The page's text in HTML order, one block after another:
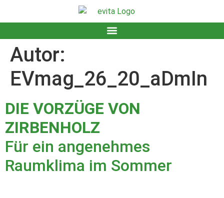
Autor:
EVmag_26_20_aDmIn
DIE VORZÜGE VON
ZIRBENHOLZ
Für ein angenehmes
Raumklima im Sommer